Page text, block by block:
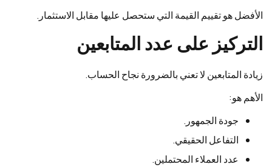
الأفضل هو تقييم القيمة التي ستحصل عليها مقابل الاستثمار.
التركيز على عدد المتابعين
زيادة المتابعين لا تعني بالضرورة نجاح الحساب.
الأهم هو:
جودة الجمهور.
التفاعل الحقيقي.
عدد العملاء المحتملين.